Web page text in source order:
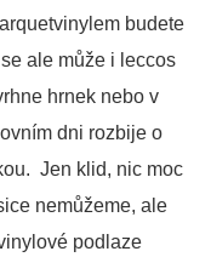
budete
ale může i leccos
hrnek nebo v
dni rozbije o
Jen klid, nic moc
nemůžeme, ale
podlaze